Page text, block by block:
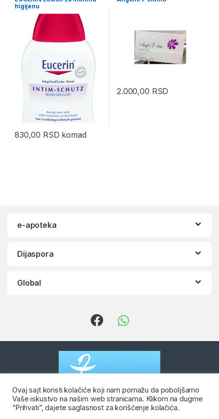
higijenu
830,00 RSD komad
2.000,00 RSD
e-apoteka
Dijaspora
Global
Imate pitanje? Kontaktirate nas
Ovaj sajt koristi kolačiće koji nam pomažu da poboljšamo
Vaše iskustvo na našim web stranicama. Klikom na dugme
“Prihvati”, dajete saglasnost za korišćenje kolačića.